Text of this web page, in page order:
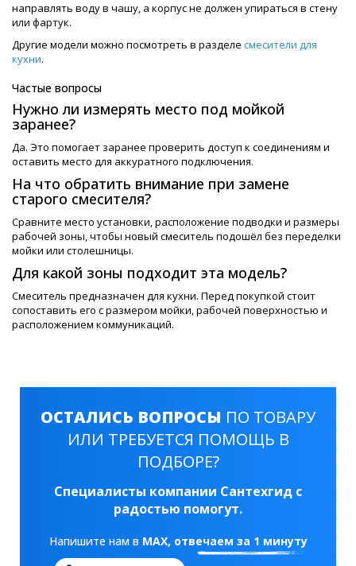
направлять воду в чашу, а корпус не должен упираться в стену
или фартук.
Другие модели можно посмотреть в разделе смесители для
кухни.
Частые вопросы
Нужно ли измерять место под мойкой
заранее?
Да. Это помогает заранее проверить доступ к соединениям и
оставить место для аккуратного подключения.
На что обратить внимание при замене
старого смесителя?
Сравните место установки, расположение подводки и размеры
рабочей зоны, чтобы новый смеситель подошёл без переделки
мойки или столешницы.
Для какой зоны подходит эта модель?
Смеситель предназначен для кухни. Перед покупкой стоит
сопоставить его с размером мойки, рабочей поверхностью и
расположением коммуникаций.
ОСТАЛИСЬ ВОПРОСЫ ПО ТОВАРУ
ИЛИ ТРЕБУЕТСЯ ПОМОЩЬ В
ПОДБОРЕ?
Специалисты компании Сантехгид с
радостью помогут.
Напишите нам в MAX, отвечаем за 1 минуту